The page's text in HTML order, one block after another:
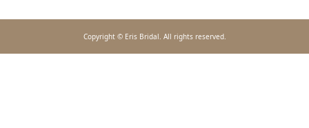
Copyright © Eris Bridal. All rights reserved.